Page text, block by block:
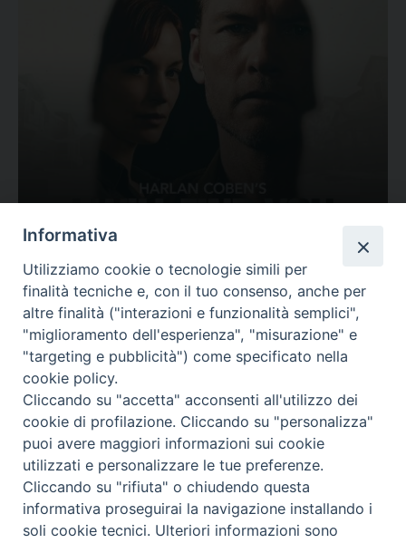
Valutazione
Complesso, Problematico
Tematica: Amore-Sentimenti, Carcere...
Contatti & Info
C.ne Aurelia, 50 – 00165 Roma
Informativa
Utilizziamo cookie o tecnologie simili per
finalità tecniche e, con il tuo consenso, anche per
altre finalità ("interazioni e funzionalità semplici",
"miglioramento dell'esperienza", "misurazione" e
"targeting e pubblicità") come specificato nella
cookie policy.
Cliccando su "accetta" acconsenti all'utilizzo dei
cookie di profilazione. Cliccando su "personalizza"
puoi avere maggiori informazioni sui cookie
utilizzati e personalizzare le tue preferenze.
Cliccando su "rifiuta" o chiudendo questa
informativa proseguirai la navigazione installando i
soli cookie tecnici. Ulteriori informazioni sono